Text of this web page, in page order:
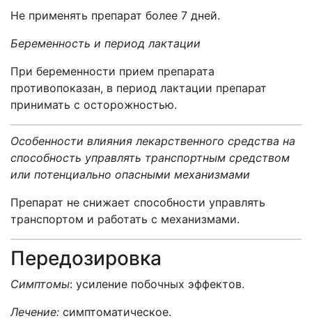
Не применять препарат более 7 дней.
Беременность и период лактации
При беременности прием препарата
противопоказан, в период лактации препарат
принимать с осторожностью.
Особенности влияния лекарственного средства на
способность управлять транспортным средством
или потенциально опасными механизмами
Препарат не снижает способности управлять
транспортом и работать с механизмами.
Передозировка
Симптомы: усиление побочных эффектов.
Лечение: симптоматическое.